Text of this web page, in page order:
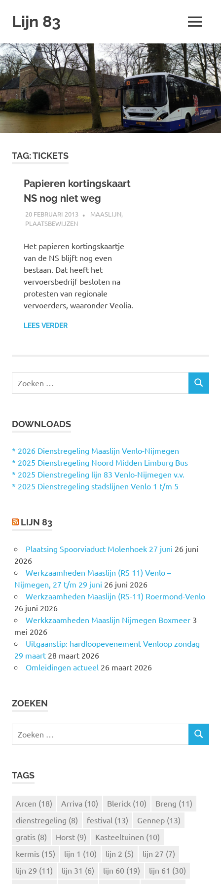
naar
inhoud
Lijn 83 MENU
TAG:TICKETS
Papieren kortingskaart
NS nog niet weg
20 FEBRUARI 2013 SPOORZOEKER
MAASLIJN,
PLAATSBEWIJZEN
Het papieren kortingskaartje
van de NS blijft nog even
bestaan. Dat heeft het
vervoersbedrijf besloten na
protesten van regionale
vervoerders, waaronder Veolia.
LEES VERDER
e
n
a
a
r
Z
DOWNLOADS
* 2026 Dienstregeling Maaslijn Venlo-Nijmegen
* 2025 Dienstregeling Noord Midden Limburg Bus
* 2025 Dienstregeling lijn 83 Venlo-Nijmegen v.v.
* 2025 Dienstregeling stadslijnen Venlo 1 t/m 5
LIJN 83
Plaatsing Spoorviaduct Molenhoek 27 juni 26 juni
2026
Werkzaamheden Maaslijn (RS 11) Venlo –
Nijmegen, 27 t/m 29 juni 26 juni 2026
Werkzaamheden Maaslijn (RS-11) Roermond-Venlo
26 juni 2026
Werkkzaamheden Maaslijn Nijmegen Boxmeer 3
mei 2026
Uitgaanstip: hardloopevenement Venloop zondag
29 maart 28 maart 2026
Omleidingen actueel 26 maart 2026
ZOEKEN
e
Z
TAGS
Arcen (18) Arriva (10) Blerick (10) Breng (11)
dienstregeling (8) festival (13) Gennep (13)
gratis (8) Horst (9) Kasteeltuinen (10)
kermis (15) lijn 1 (10) lijn 2 (5) lijn 27 (7)
lijn 29 (11) lijn 31 (6) lijn 60 (19) lijn 61 (30)